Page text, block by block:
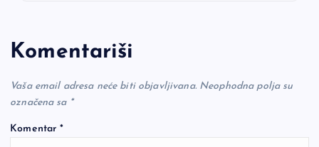
Komentariši
Vaša email adresa neće biti objavljivana. Neophodna polja su
označena sa *
Komentar*